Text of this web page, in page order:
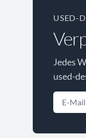
USED-
Jedes
used-